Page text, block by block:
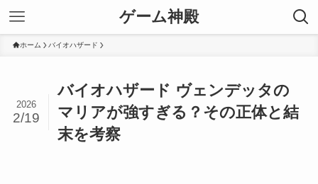
ゲーム神殿
ホーム バイオハザード
バイオハザード ヴェンデッタの
マリアが強すぎる？その正体と結
末を考察
2026
2/19